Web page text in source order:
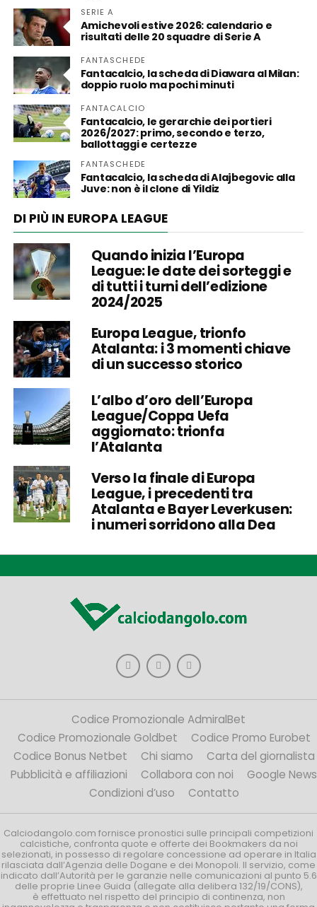
SERIE A
Amichevoli estive 2026: calendario e
risultati delle 20 squadre di Serie A
FANTASCHEDE
Fantacalcio, la scheda di Diawara al Milan:
doppio ruolo ma pochi minuti
FANTACALCIO
Fantacalcio, le gerarchie dei portieri
2026/2027: primo, secondo e terzo,
ballottaggi e certezze
FANTASCHEDE
Fantacalcio, la scheda di Alajbegovic alla
Juve: non è il clone di Yildiz
DI PIÙ IN EUROPA LEAGUE
Quando inizia l’Europa
League: le date dei sorteggi e
di tutti i turni dell’edizione
2024/2025
Europa League, trionfo
Atalanta: i 3 momenti chiave
di un successo storico
L’albo d’oro dell’Europa
League/Coppa Uefa
aggiornato: trionfa
l’Atalanta
Verso la finale di Europa
League, i precedenti tra
Atalanta e Bayer Leverkusen:
i numeri sorridono alla Dea
Codice Promozionale AdmiralBet
Codice Promozionale Goldbet
Codice Promo Eurobet
Codice Bonus Netbet
Chi siamo
Carta del giornalista
Pubblicità e affiliazioni
Collabora con noi
Google News
Condizioni d’uso
Contatto
Calciodangolo.com fornisce pronostici sulle principali competizioni
calcistiche, confronta quote e offerte dei Bookmakers da noi
selezionati, in possesso di regolare concessione ad operare in Italia
rilasciata dall’Agenzia delle Dogane e dei Monopoli. Il servizio, come
indicato dall’Autorità per le garanzie nelle comunicazioni al punto 5.6
delle proprie Linee Guida (allegate alla delibera 132/19/CONS),
è effettuato nel rispetto del principio di continenza, non